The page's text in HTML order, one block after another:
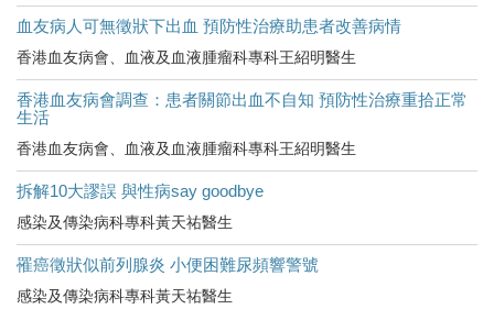
血友病人可無徵狀下出血 預防性治療助患者改善病情
香港血友病會、血液及血液腫瘤科專科王紹明醫生
香港血友病會調查：患者關節出血不自知 預防性治療重拾正常
生活
香港血友病會、血液及血液腫瘤科專科王紹明醫生
拆解10大謬誤 與性病say goodbye
感染及傳染病科專科黃天祐醫生
罹癌徵狀似前列腺炎 小便困難尿頻響警號
感染及傳染病科專科黃天祐醫生